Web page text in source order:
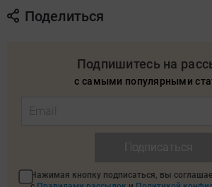
Поделиться
Подпишитесь на
с самыми популярными
Нажимая кнопку подписаться, вы